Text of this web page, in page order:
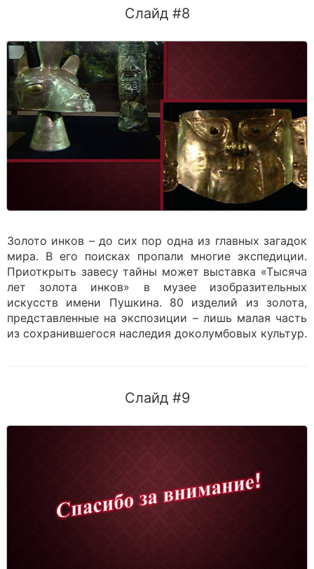
Слайд #8
Золото инков – до сих пор одна из главных загадок
мира. В его поисках пропали многие экспедиции.
Приоткрыть завесу тайны может выставка «Тысяча
лет золота инков» в музее изобразительных
искусств имени Пушкина. 80 изделий из золота,
представленные на экспозиции – лишь малая часть
из сохранившегося наследия доколумбовых культур.
Слайд #9